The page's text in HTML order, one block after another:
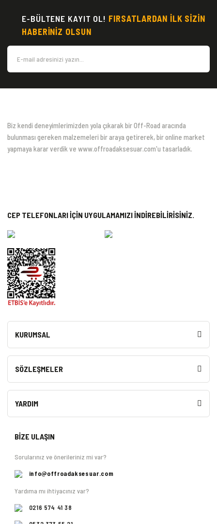
E-BÜLTENE KAYIT OL! FIRSATLARDAN İLK SİZİN
HABERİNİZ OLSUN
Biz kendi deneyimlerimizden yola çıkarak bir Off-Road aracında
bulunması gereken malzemeleri bir araya getirerek, bir online market
yapmaya karar verdik ve www.offroadaksesuar.com'u tasarladık.
CEP TELEFONLARI İÇİN UYGULAMAMIZI İNDİREBİLİRİSİNİZ.
KURUMSAL
SÖZLEŞMELER
YARDIM
BİZE ULAŞIN
Sorularınız ve önerileriniz mi var?
info@offroadaksesuar.com
Yardıma mı ihtiyacınız var?
0216 574 41 38